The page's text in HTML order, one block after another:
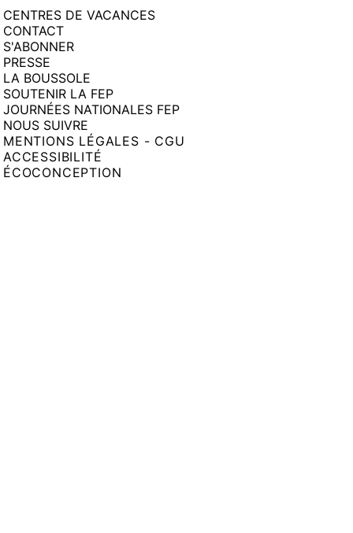
CENTRES DE VACANCES
CONTACT
S'ABONNER
PRESSE
LA BOUSSOLE
SOUTENIR LA FEP
JOURNÉES NATIONALES FEP
NOUS SUIVRE
MENTIONS LÉGALES - CGU
ACCESSIBILITÉ
ÉCOCONCEPTION